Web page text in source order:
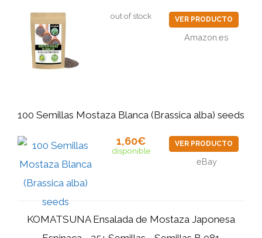
out of stock VER PRODUCTO
Amazon.es
100 Semillas Mostaza Blanca (Brassica alba) seeds
1,60€
disponible
VER PRODUCTO
eBay
KOMATSUNA Ensalada de Mostaza Japonesa